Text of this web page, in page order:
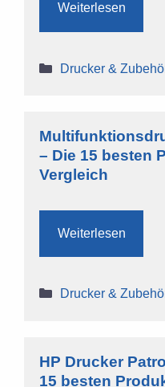
Weiterlesen
Kategorien
Drucker &
– Die 15 besten
Vergleich
Weiterlesen
Kategorien
Drucker &
HP Drucker
15 besten